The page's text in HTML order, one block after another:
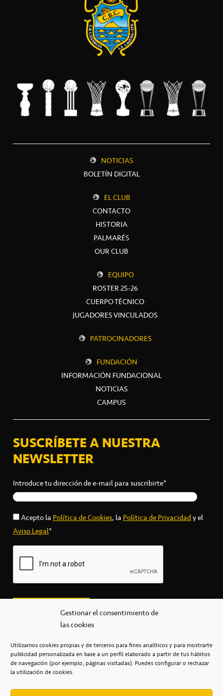
Gestionar el consentimiento de
las cookies
Utilizamos cookies propias y de terceros para fines analíticos y para mostrarte
publicidad personalizada en base a un perfil elaborado a partir de tus hábitos
de navegación (por ejemplo, páginas visitadas). Puedes configurar o rechazar
la utilización de cookies.
NOTICIAS
BOLETÍN DIGITAL
EL CLUB
CONTACTO
HISTORIA
PALMARÉS
OUR CLUB
EQUIPO
ROSTER 25-26
CUERPO TÉCNICO
JUGADORES VINCULADOS
PATROCINADORES
FUNDACIÓN
INFORMACIÓN FUNDACIONAL
NOTICIAS
CAMPUS
SUSCRÍBETE A NUESTRA
NEWSLETTER
Introduce tu dirección de e-mail para suscribirte*
Acepto laPolítica de Cookies, laPolítica de Privacidady el
Aviso Legal*
secretaria@cbcanarias.es
+34 922 253 684